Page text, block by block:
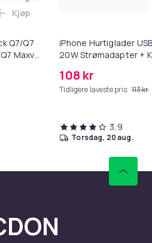
4e93deba643e
Q7/Q7
Maxv
Legg Tilbehør til Xiaomi
Kjøp
iPhone Hurtiglader
20W Strømadapter +
108 kr
Tidligere laveste pris: 113 kr
3,9
torsdag, 20 aug.